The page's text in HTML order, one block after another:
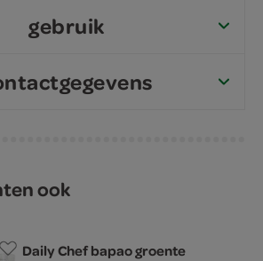
gebruik
ook
Daily Chef bapao groente